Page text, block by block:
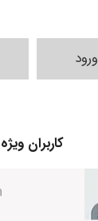
ورود
کاربران ویژه